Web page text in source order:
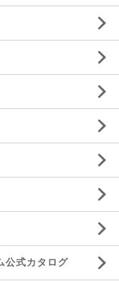
式カタログ